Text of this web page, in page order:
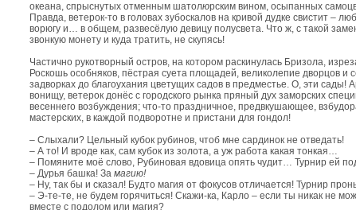
океана, спрыснутых отменным шатолюрским вином, осыпанных
Правда, ветерок-то в головах зубоскалов на кривой дудке свистит –
ворюгу и… в общем, развесёлую девицу полусвета. Что ж, с такой
звонкую монету и куда тратить, не скупясь!
Частично рукотворный остров, на котором раскинулась Бризола,
Роскошь особняков, пёстрая суета площадей, великолепие дворцов
задворках до благоухания цветущих садов в предместье. О, эти
вонищу, ветерок донёс с городского рынка пряный дух заморских
весеннего возбуждения; что-то праздничное, предвкушающее,
мастерских, в каждой подворотне и пристани для гондол!
– Слыхали? Цельный кубок рубинов, чтоб мне сардинок не отведать!
– А то! И вроде как, сам кубок из золота, а уж работа какая тонкая…
– Помяните моё слово, Рубиновая вдовица опять чудит… Турнир ей
– Дурья башка! За магию!
– Ну, так бы и сказал! Будто магия от фокусов отличается! Турнир
– Э-те-те, не будем горячиться! Скажи-ка, Карло – если ты никак не
вместе с подолом или магия?